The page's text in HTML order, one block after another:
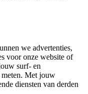
we advertenties,
voor onze website of
surf- en
meten. Met jouw
diensten van derden